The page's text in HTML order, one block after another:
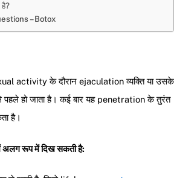
है?
– Botox
activity के दौरान ejaculation व्यक्ति या उसके
पहले हो जाता है। कई बार यह penetration के तुरंत
है।
रूप में दिख सकती है: